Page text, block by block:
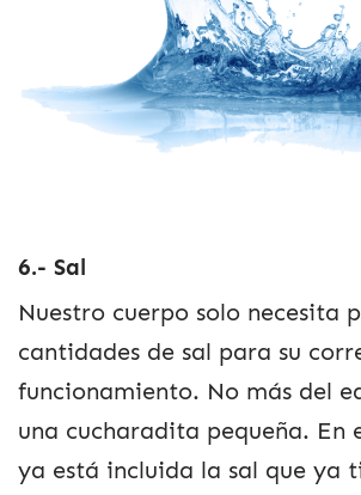
6.- Sal
Nuestro cuerpo solo necesita
cantidades de sal para su
funcionamiento. No más del
una cucharadita pequeña. En
ya está incluida la sal que ya